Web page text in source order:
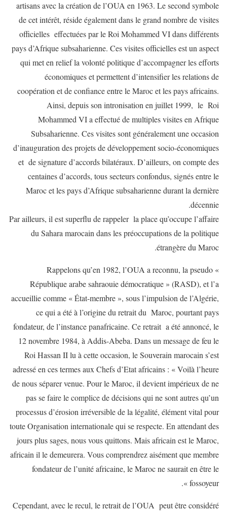
artisans avec la création de l’OUA en 1963. Le second symbole
de cet intérêt, réside également dans le grand nombre de visites
officielles effectuées par le Roi Mohammed VI dans différents
pays d’Afrique subsaharienne. Ces visites officielles est un aspect
qui met en relief la volonté politique d’accompagner les efforts
économiques et permettent d’intensifier les relations de
coopération et de confiance entre le Maroc et les pays africains.
Ainsi, depuis son intronisation en juillet 1999, le Roi
Mohammed VI a effectué de multiples visites en Afrique
Subsaharienne. Ces visites sont généralement une occasion
d’inauguration des projets de développement socio-économiques
et de signature d’accords bilatéraux. D’ailleurs, on compte des
centaines d’accords, tous secteurs confondus, signés entre le
Maroc et les pays d’Afrique subsaharienne durant la dernière
décennie.
Par ailleurs, il est superflu de rappeler la place qu’occupe l’affaire
du Sahara marocain dans les préoccupations de la politique
étrangère du Maroc.
Rappelons qu’en 1982, l’OUA a reconnu, la pseudo «
République arabe sahraouie démocratique » (RASD), et l’a
accueillie comme « État-membre », sous l’impulsion de l’Algérie,
ce qui a été à l’origine du retrait du Maroc, pourtant pays
fondateur, de l’instance panafricaine. Ce retrait a été annoncé, le
12 novembre 1984, à Addis-Abeba. Dans un message de feu le
Roi Hassan II lu à cette occasion, le Souverain marocain s’est
adressé en ces termes aux Chefs d’Etat africains : « Voilà l’heure
de nous séparer venue. Pour le Maroc, il devient impérieux de ne
pas se faire le complice de décisions qui ne sont autres qu’un
processus d’érosion irréversible de la légalité, élément vital pour
toute Organisation internationale qui se respecte. En attendant des
jours plus sages, nous vous quittons. Mais africain est le Maroc,
africain il le demeurera. Vous comprendrez aisément que membre
fondateur de l’unité africaine, le Maroc ne saurait en être le
fossoyeur ».
Cependant, avec le recul, le retrait de l’OUA peut être considéré